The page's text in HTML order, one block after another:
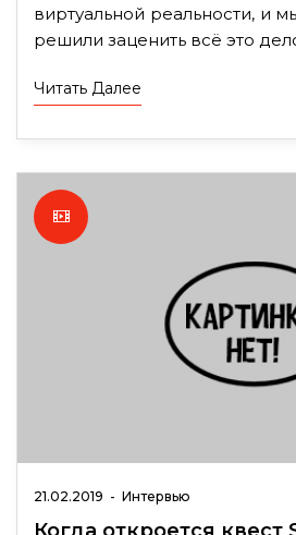
виртуальной реальности, и
решили заценить всё это
Читать Далее
21.02.2019 - Интервью